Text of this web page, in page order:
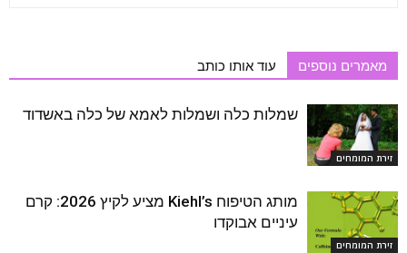
מאמרים נוספים עוד אותו כותב
זירת המומחים
שמלות כלה ושמלות לאמא של כלה באשדוד
זירת המומחים
מותג הטיפוח Kiehl’s מציע לקיץ 2026: קרם
עיניים אבוקדו